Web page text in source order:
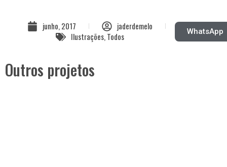
junho, 2017
jaderdemelo
Ilustrações,Todos WhatsApp
Outros projetos